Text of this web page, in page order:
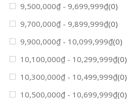
9,500,000₫ - 9,699,999₫(0)
9,700,000₫ - 9,899,999₫(0)
9,900,000₫ - 10,099,999₫(0)
10,100,000₫ - 10,299,999₫(0)
10,300,000₫ - 10,499,999₫(0)
10,500,000₫ - 10,699,999₫(0)